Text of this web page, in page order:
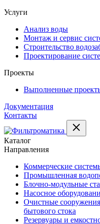
Услуги
Анализ воды
Монтаж и сервис
Строительство
Проектирование
Проекты
Выполненные
Документация
Контакты
Каталог
Направления
Коммерческие
Промышленная
Блочно-модульные
Насосное
Очистные
бытового стока
Резервуары и